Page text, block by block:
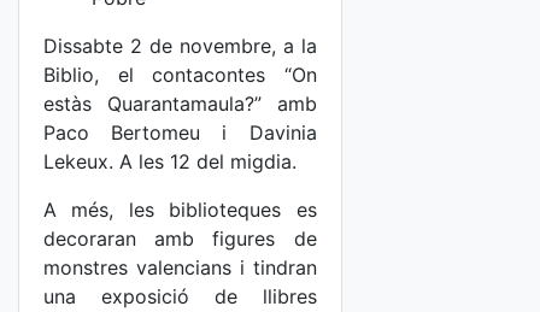
Dissabte 2 de novembre, a la
Biblio, el contacontes “On
estàs Quarantamaula?” amb
Paco Bertomeu i Davinia
Lekeux. A les 12 del migdia.
A més, les biblioteques es
decoraran amb figures de
monstres valencians i tindran
una exposició de llibres